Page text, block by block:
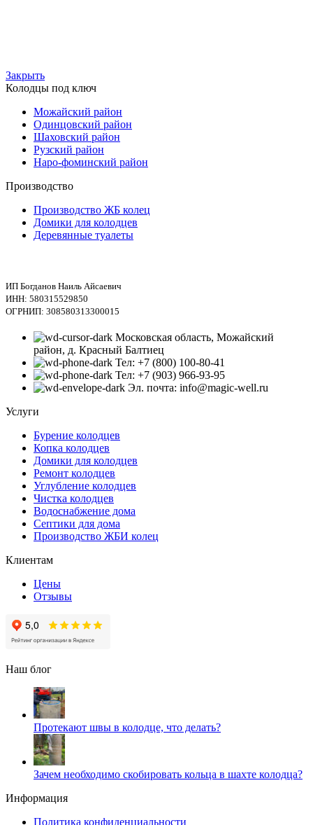
Закрыть
Колодцы под ключ
Можайский район
Одинцовский район
Шаховский район
Рузский район
Наро-фоминский район
Производство
Производство ЖБ колец
Домики для колодцев
Деревянные туалеты
ИП Богданов Наиль Айсаевич
ИНН: 580315529850
ОГРНИП: 308580313300015
Московская область, Можайский
район, д. Красный Балтиец
Тел: +7 (800) 100-80-41
Тел: +7 (903) 966-93-95
Эл. почта: info@magic-well.ru
Услуги
Бурение колодцев
Копка колодцев
Домики для колодцев
Ремонт колодцев
Углубление колодцев
Чистка колодцев
Водоснабжение дома
Септики для дома
Производство ЖБИ колец
Клиентам
Цены
Отзывы
Наш блог
Протекают швы в колодце, что делать?
Зачем необходимо скобировать кольца в шахте колодца?
Информация
Политика конфиденциальности